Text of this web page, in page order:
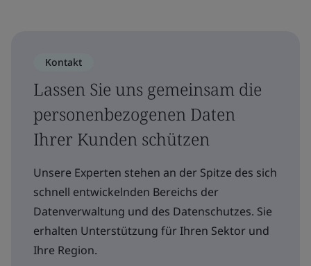
Kontakt
Lassen Sie uns gemeinsam die
personenbezogenen Daten
Ihrer Kunden schützen
Unsere Experten stehen an der Spitze des sich
schnell entwickelnden Bereichs der
Datenverwaltung und des Datenschutzes. Sie
erhalten Unterstützung für Ihren Sektor und
Ihre Region.